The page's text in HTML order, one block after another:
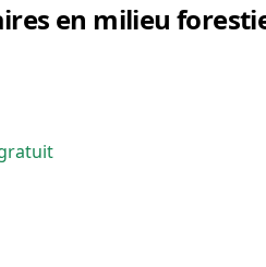
en milieu